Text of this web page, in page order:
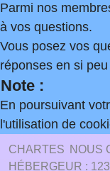
Parmi nos
à vos questions.
Vous posez vos
réponses en si
Note :
En poursuivant
l'utilisation de
CHARTES NOUS
HÉBERGEUR :